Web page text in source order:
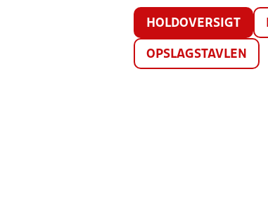
HOLDOVERSIGT
OPSLAGSTAVLEN